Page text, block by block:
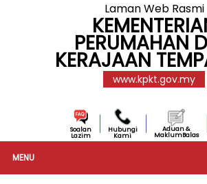
Laman Web Rasmi
PERUMAHAN
KERAJAAN
www.kpkt.gov.my
Soalan
Lazim
Hubungi
Kami
Aduan &
MaklumBalas
MENU